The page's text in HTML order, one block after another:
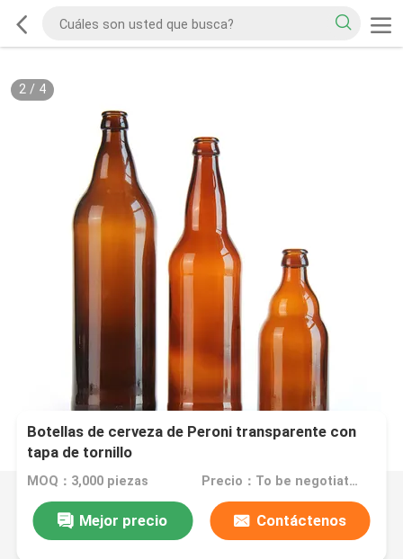
2/ 4
Botellas de cerveza de Peroni transparente con
tapa de tornillo
MOQ：3,000 piezas Precio：To be negotiated
Mejor precio Contáctenos